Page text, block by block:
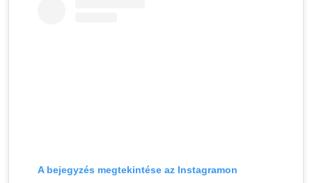
A bejegyzés megtekintése az Instagramon